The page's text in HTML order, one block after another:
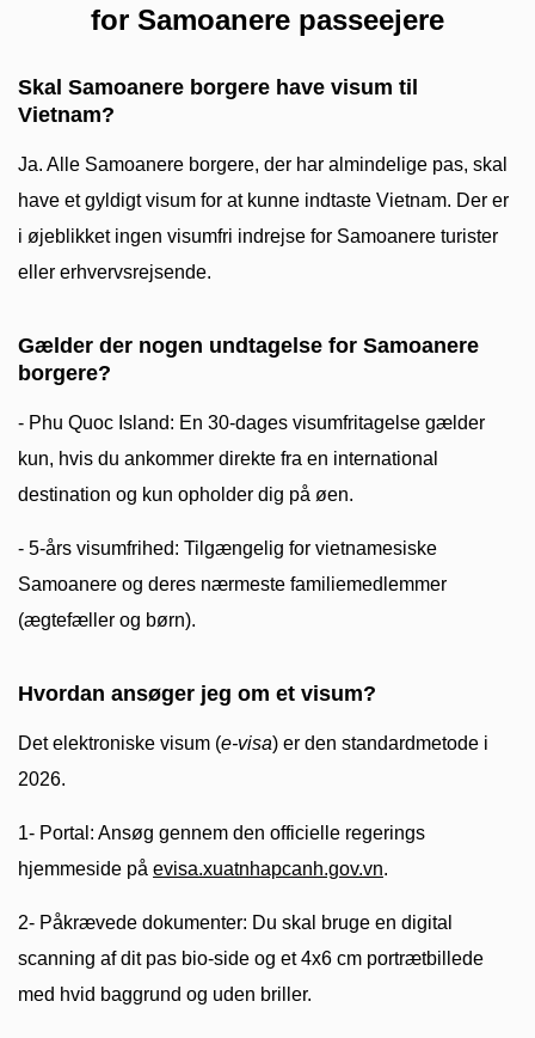
for Samoanere passeejere
Skal Samoanere borgere have visum til
Vietnam?
Ja. Alle Samoanere borgere, der har almindelige pas, skal
have et gyldigt visum for at kunne indtaste Vietnam. Der er
i øjeblikket ingen visumfri indrejse for Samoanere turister
eller erhvervsrejsende.
Gælder der nogen undtagelse for Samoanere
borgere?
- Phu Quoc Island: En 30-dages visumfritagelse gælder
kun, hvis du ankommer direkte fra en international
destination og kun opholder dig på øen.
- 5-års visumfrihed: Tilgængelig for vietnamesiske
Samoanere og deres nærmeste familiemedlemmer
(ægtefæller og børn).
Hvordan ansøger jeg om et visum?
Det elektroniske visum (e-visa) er den standardmetode i
2026.
1- Portal: Ansøg gennem den officielle regerings
hjemmeside på evisa.xuatnhapcanh.gov.vn.
2- Påkrævede dokumenter: Du skal bruge en digital
scanning af dit pas bio-side og et 4x6 cm portrætbillede
med hvid baggrund og uden briller.